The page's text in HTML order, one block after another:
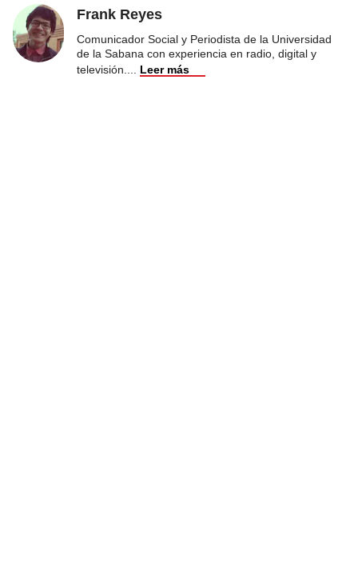
Frank Reyes
Comunicador Social y Periodista de la Universidad
de la Sabana con experiencia en radio, digital y
televisión.
Leer más